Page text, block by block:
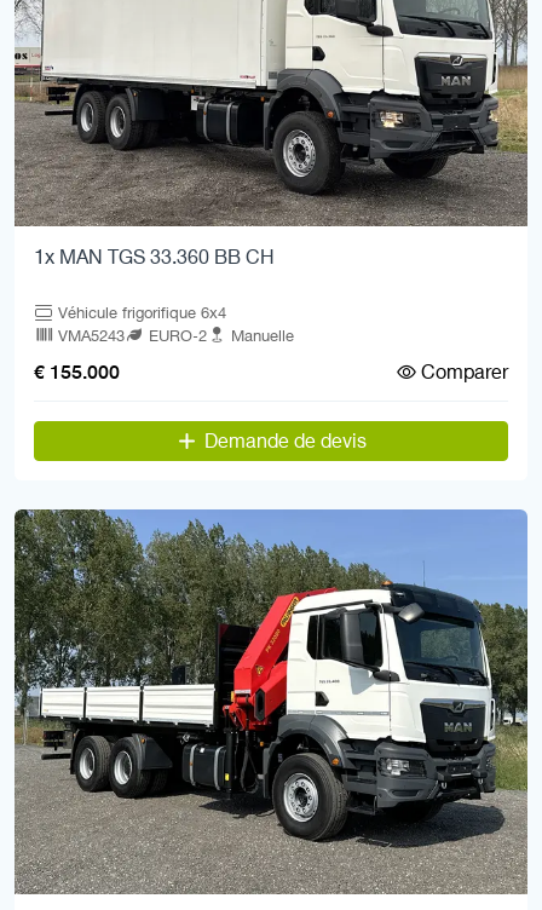
1x MAN TGS 33.360 BB CH
Véhicule frigorifique 6x4
VMA5243
EURO-2 Manuelle
€ 155.000 Comparer
Demande de devis